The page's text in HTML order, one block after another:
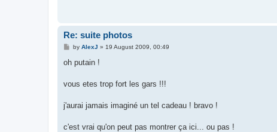
Re: suite photos
P
s
by AlexJ » 19 August 2009, 00:49
oh putain !
vous etes trop fort les gars !!!
j'aurai jamais imaginé un tel cadeau ! bravo !
c'est vrai qu'on peut pas montrer ça ici... ou pas !